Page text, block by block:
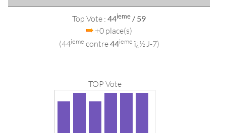
Top Vote : 44ieme / 59
+0 place(s)
(44ieme contre44ieme ï¿½ J-7)
TOP Vote